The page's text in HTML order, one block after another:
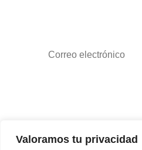
Valoramos tu privacidad